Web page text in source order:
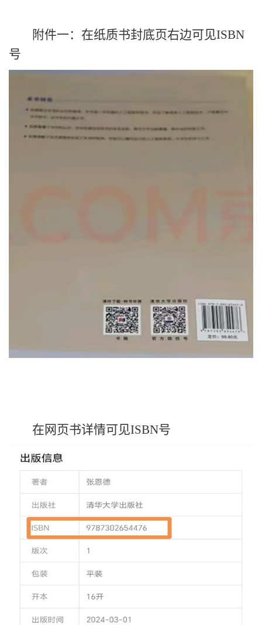
附件一：在纸质书封底页右边可见ISBN
号
在网页书详情可见ISBN号